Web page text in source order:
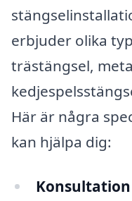
erbjuder olika
trästängsel,
Här är några
kan hjälpa dig: